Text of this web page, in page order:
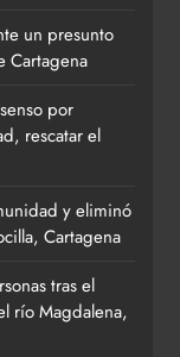
un presunto
Cartagena
por
rescatar el
y eliminó
Cartagena
tras el
río Magdalena,